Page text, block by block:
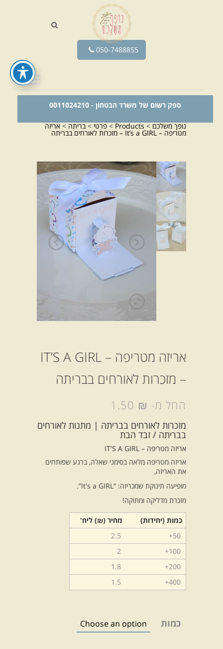
050-7488855
ספק רשום של משרד הבטחון - 0011024210
נופך משלכם>
Products
>פרטי>בריתה>אריזה
מטריפה – It’s a GIRL – מזכרות לאורחים בבריתה
אריזה מטריפה – IT’S A GIRL
– מזכרות לאורחים בבריתה
החל מ- 1.50 ₪
מזכרות לאורחים בבריתה | מתנות לאורחים
בבריתה / זבד הבת
אריזה מטריפה – IT'S A GIRL
אריזה מטריפה מלאה בסימני שאלה, ברגע שפותחים
את האריזה,
מופיעה תינוקת שמכריזה: “It's a GIRL”.
מזכרת מדליקה ומתוקה!
כמות (יחידות)
מחיר (₪) ליח'
50+
2.5
100+
2
200+
1.8
400+
1.5
כמות